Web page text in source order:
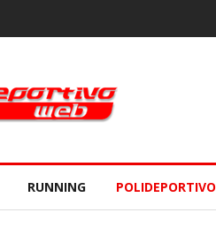
RUNNING POLIDEPORTIVO